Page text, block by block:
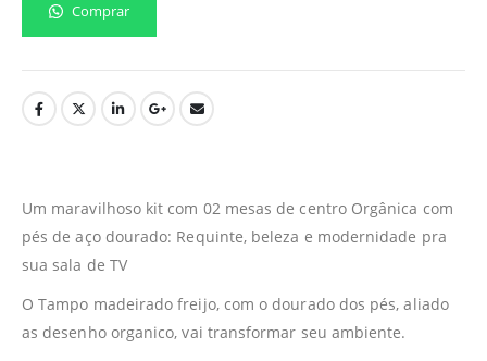
Comprar
Um maravilhoso kit com 02 mesas de centro Orgânica com
pés de aço dourado: Requinte, beleza e modernidade pra
sua sala de TV
O Tampo madeirado freijo, com o dourado dos pés, aliado
as desenho organico, vai transformar seu ambiente.